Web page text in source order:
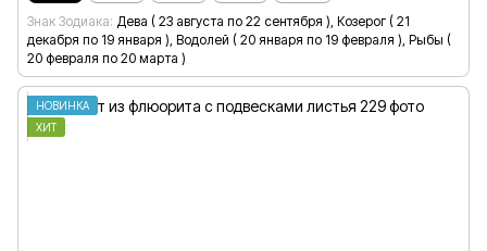
Знак Зодиака Дева ( 23 августа по 22 сентября ), Козерог ( 21
декабря по 19 января ), Водолей ( 20 января по 19 февраля ), Рыбы (
20 февраля по 20 марта )
НОВИНКА
ХИТ